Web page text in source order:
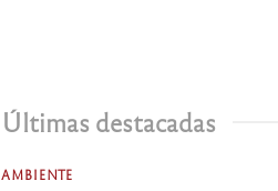
Últimas destacadas
AMBIENTE